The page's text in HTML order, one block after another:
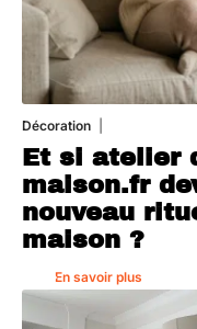
Décoration
Et si atelier
maison.fr
nouveau
maison ?
En savoir plus